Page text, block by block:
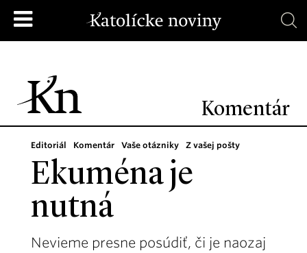
Komentár
Editoriál Komentár Vaše otázniky Z vašej pošty
Ekuména je
nutná
Nevieme presne posúdiť, či je naozaj